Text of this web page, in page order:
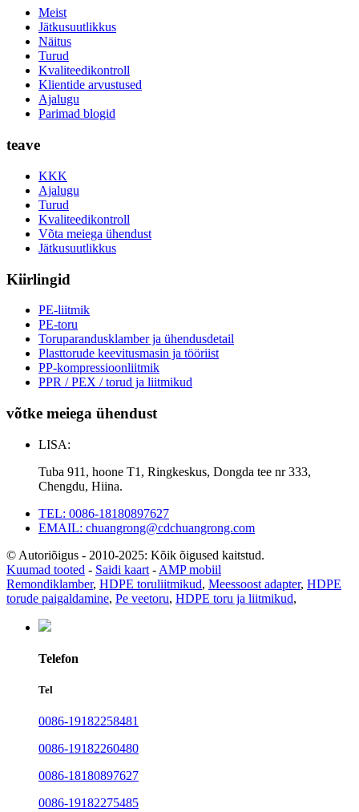
Meist
Jätkusuutlikkus
Näitus
Turud
Kvaliteedikontroll
Klientide arvustused
Ajalugu
Parimad blogid
teave
KKK
Ajalugu
Turud
Kvaliteedikontroll
Võta meiega ühendust
Jätkusuutlikkus
Kiirlingid
PE-liitmik
PE-toru
Toruparandusklamber ja ühendusdetail
Plasttorude keevitusmasin ja tööriist
PP-kompressioonliitmik
PPR / PEX / torud ja liitmikud
võtke meiega ühendust
LISA:
Tuba 911, hoone T1, Ringkeskus, Dongda tee nr 333,
Chengdu, Hiina.
TEL: 0086-18180897627
EMAIL: chuangrong@cdchuangrong.com
© Autoriõigus - 2010-2025: Kõik õigused kaitstud.
Kuumad tooted - Saidi kaart - AMP mobiil
Remondiklamber, HDPE toruliitmikud, Meessoost adapter, HDPE
torude paigaldamine, Pe veetoru, HDPE toru ja liitmikud,
Telefon
Tel
0086-19182258481
0086-19182260480
0086-18180897627
0086-19182275485